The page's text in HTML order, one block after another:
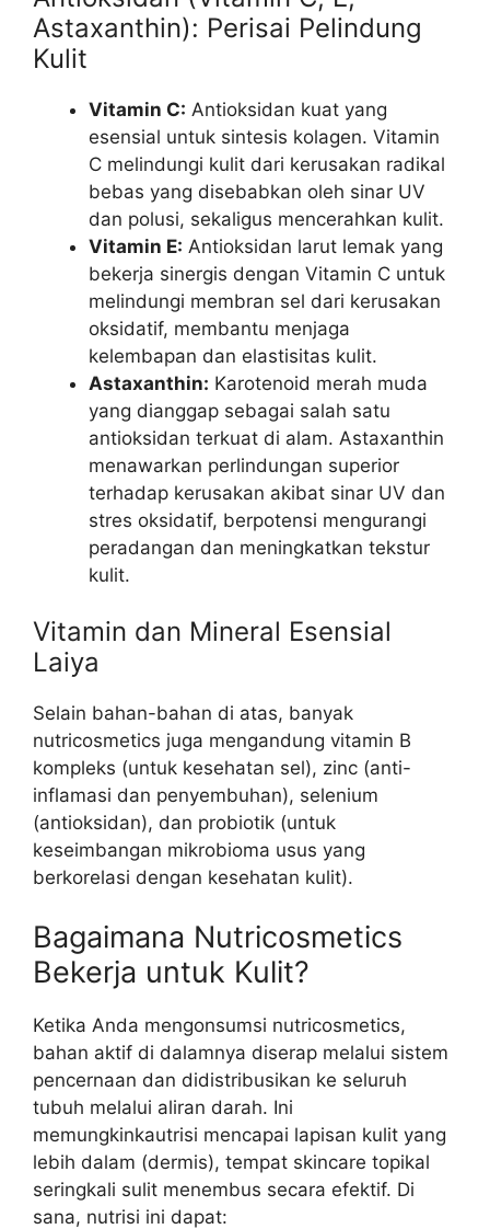
Astaxanthin): Perisai Pelindung
Kulit
Vitamin C: Antioksidan kuat yang
esensial untuk sintesis kolagen. Vitamin
C melindungi kulit dari kerusakan radikal
bebas yang disebabkan oleh sinar UV
dan polusi, sekaligus mencerahkan kulit.
Vitamin E: Antioksidan larut lemak yang
bekerja sinergis dengan Vitamin C untuk
melindungi membran sel dari kerusakan
oksidatif, membantu menjaga
kelembapan dan elastisitas kulit.
Astaxanthin: Karotenoid merah muda
yang dianggap sebagai salah satu
antioksidan terkuat di alam. Astaxanthin
menawarkan perlindungan superior
terhadap kerusakan akibat sinar UV dan
stres oksidatif, berpotensi mengurangi
peradangan dan meningkatkan tekstur
kulit.
Vitamin dan Mineral Esensial
Laiya
Selain bahan-bahan di atas, banyak
nutricosmetics juga mengandung vitamin B
kompleks (untuk kesehatan sel), zinc (anti-
inflamasi dan penyembuhan), selenium
(antioksidan), dan probiotik (untuk
keseimbangan mikrobioma usus yang
berkorelasi dengan kesehatan kulit).
Bagaimana Nutricosmetics
Bekerja untuk Kulit?
Ketika Anda mengonsumsi nutricosmetics,
bahan aktif di dalamnya diserap melalui sistem
pencernaan dan didistribusikan ke seluruh
tubuh melalui aliran darah. Ini
memungkinkautrisi mencapai lapisan kulit yang
lebih dalam (dermis), tempat skincare topikal
seringkali sulit menembus secara efektif. Di
sana, nutrisi ini dapat: